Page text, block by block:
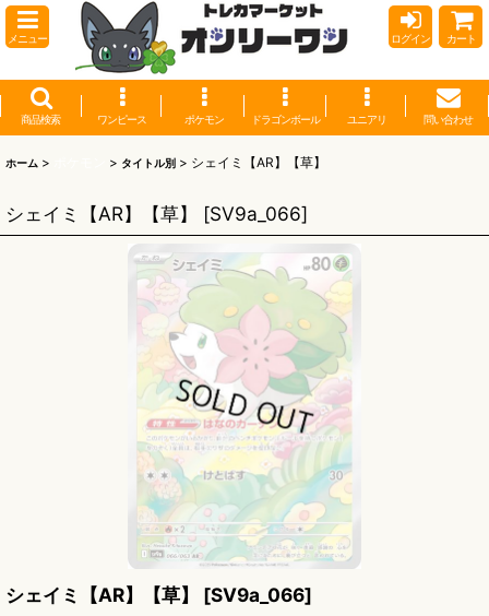
メニュー ログイン カート
商品検索 ワンピース ポケモン ドラゴンボール ユニアリ 問い合わせ
ホーム > > タイトル別 > シェイミ【AR】【草】
シェイミ【AR】【草】 [SV9a_066]
シェイミ【AR】【草】 [SV9a_066]